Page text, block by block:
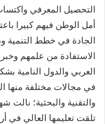
التحصيل المعرفي
أمل الوطن فيهم كبيرا
الجادة في خطط التنمية
الاستفادة من علمهم
العربي والدول النامية
في مجالات مختلفة منها
والتقنية والبحثية؛
تلقت تعليمها العالي في